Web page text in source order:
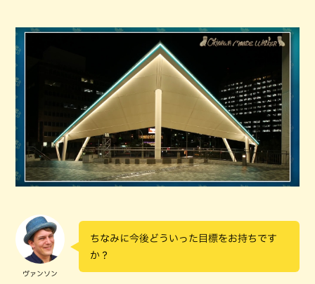
ヴァンソン
ちなみに今後どういった目標をお持ちです
か？